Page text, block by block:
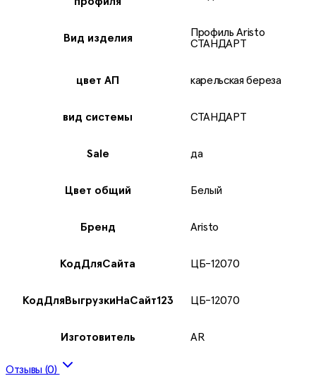
Вид издeлия
Профиль Aristo
СТАНДАРТ
цвет АП карельская береза
вид системы СТАНДАРТ
Sale да
Цвет общий Белый
Бренд Aristo
КодДляСайта ЦБ-12070
КодДляВыгрузкиНаСайт123 ЦБ-12070
Изготовитель AR
Отзывы (0)